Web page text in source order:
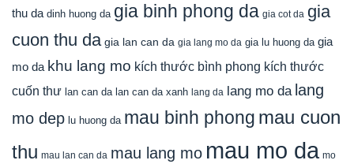
thu da dinh huong da gia binh phong da gia cot da gia
cuon thu da gia lan can da gia lang mo da gia lu huong da gia
mo da khu lang mo kích thước bình phong kích thước
cuốn thư lan can da lan can da xanh lang da lang mo da lang
mo dep lu huong da mau binh phong mau cuon
thu mau lan can da mau lang mo mau mo da mo